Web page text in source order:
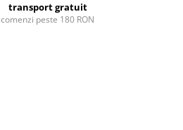
transport gratuit
comenzi peste 180 RON